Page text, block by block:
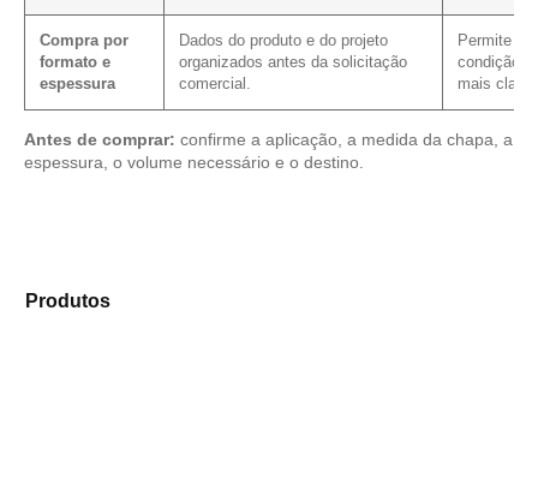
Compra por
formato e
espessura
Dados do produto e do projeto
organizados antes da solicitação
comercial.
Permite
condição
mais
Antes de comprar: confirme a aplicação, a medida da chapa, a
espessura, o volume necessário e o destino.
Produtos